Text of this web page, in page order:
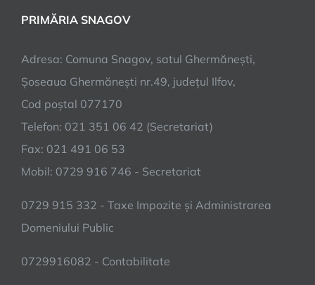
PRIMĂRIA SNAGOV
Adresa: Comuna Snagov, satul Ghermănești,
Șoseaua Ghermănești nr.49, județul Ilfov,
Cod poștal 077170
Telefon: 021 351 06 42 (Secretariat)
Fax: 021 491 06 53
Mobil: 0729 916 746 - Secretariat
0729 915 332 - Taxe Impozite și Administrarea
Domeniului Public
0729916082 - Contabilitate